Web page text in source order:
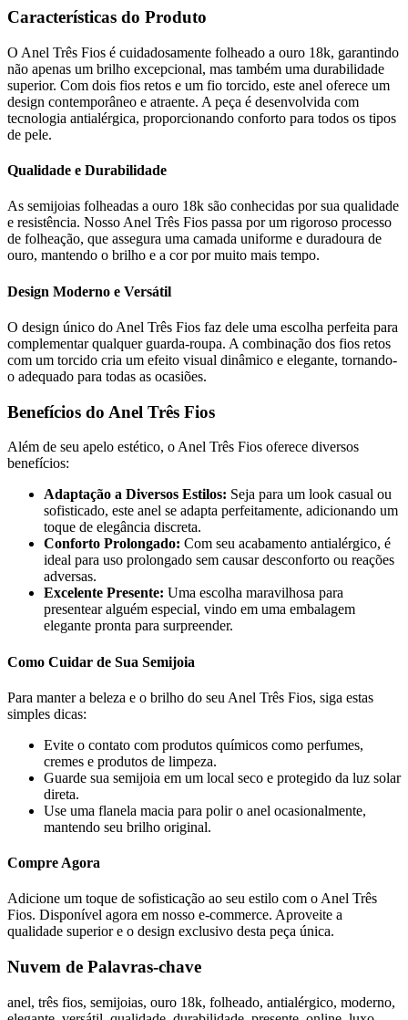
Características do Produto
O Anel Três Fios é cuidadosamente folheado a ouro 18k, garantindo
não apenas um brilho excepcional, mas também uma durabilidade
superior. Com dois fios retos e um fio torcido, este anel oferece um
design contemporâneo e atraente. A peça é desenvolvida com
tecnologia antialérgica, proporcionando conforto para todos os tipos
de pele.
Qualidade e Durabilidade
As semijoias folheadas a ouro 18k são conhecidas por sua qualidade
e resistência. Nosso Anel Três Fios passa por um rigoroso processo
de folheação, que assegura uma camada uniforme e duradoura de
ouro, mantendo o brilho e a cor por muito mais tempo.
Design Moderno e Versátil
O design único do Anel Três Fios faz dele uma escolha perfeita para
complementar qualquer guarda-roupa. A combinação dos fios retos
com um torcido cria um efeito visual dinâmico e elegante, tornando-
o adequado para todas as ocasiões.
Benefícios do Anel Três Fios
Além de seu apelo estético, o Anel Três Fios oferece diversos
benefícios:
Adaptação a Diversos Estilos: Seja para um look casual ou
sofisticado, este anel se adapta perfeitamente, adicionando um
toque de elegância discreta.
Conforto Prolongado: Com seu acabamento antialérgico, é
ideal para uso prolongado sem causar desconforto ou reações
adversas.
Excelente Presente: Uma escolha maravilhosa para
presentear alguém especial, vindo em uma embalagem
elegante pronta para surpreender.
Como Cuidar de Sua Semijoia
Para manter a beleza e o brilho do seu Anel Três Fios, siga estas
simples dicas:
Evite o contato com produtos químicos como perfumes,
cremes e produtos de limpeza.
Guarde sua semijoia em um local seco e protegido da luz solar
direta.
Use uma flanela macia para polir o anel ocasionalmente,
mantendo seu brilho original.
Compre Agora
Adicione um toque de sofisticação ao seu estilo com o Anel Três
Fios. Disponível agora em nosso e-commerce. Aproveite a
qualidade superior e o design exclusivo desta peça única.
Nuvem de Palavras-chave
anel, três fios, semijoias, ouro 18k, folheado, antialérgico, moderno,